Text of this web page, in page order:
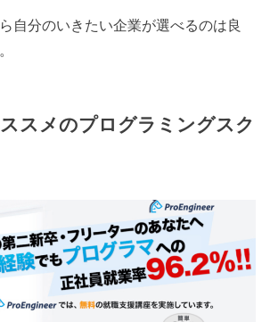
自分のいきたい企業が選べるのは良
スメのプログラミングスク